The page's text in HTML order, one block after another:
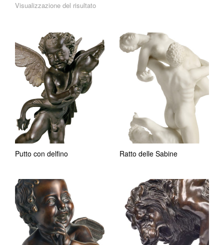
Visualizzazione del risultato
Putto con delfino Ratto delle Sabine